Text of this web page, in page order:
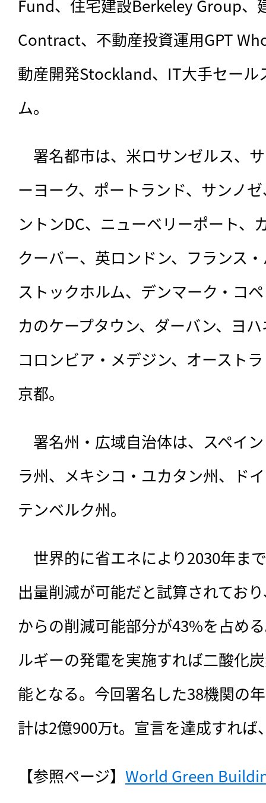
Fund、住宅建設Berkeley Group、
Contract、不動産投資運用GPT
動産開発Stockland、IT大手セール
ム。
署名都市は、米ロサンゼルス、
ーヨーク、ポートランド、サンノ
ントンDC、ニューベリーポート、
クーバー、英ロンドン、フランス
ストックホルム、デンマーク・コ
カのケープタウン、ダーバン、ヨ
コロンビア・メデジン、オースト
京都。
署名州・広域自治体は、スペイ
ラ州、メキシコ・ユカタン州、ド
テンベルク州。
世界的に省エネにより2030年ま
出量削減が可能だと試算されてお
からの削減可能部分が43%を占め
ルギーの発電を実施すれば二酸化
能となる。今回署名した38機関の
計は2億900万t。宣言を達成すれば
【参照ページ】 World Green